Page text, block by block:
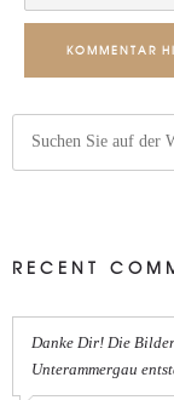
KOMMENTAR
RECENT
Danke Dir! Die
Unterammergau